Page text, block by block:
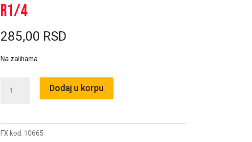
R1/4
285,00 RSD
Na zalihama
navojem
R1/4
Dodaj u korpu
FX kod: 10665